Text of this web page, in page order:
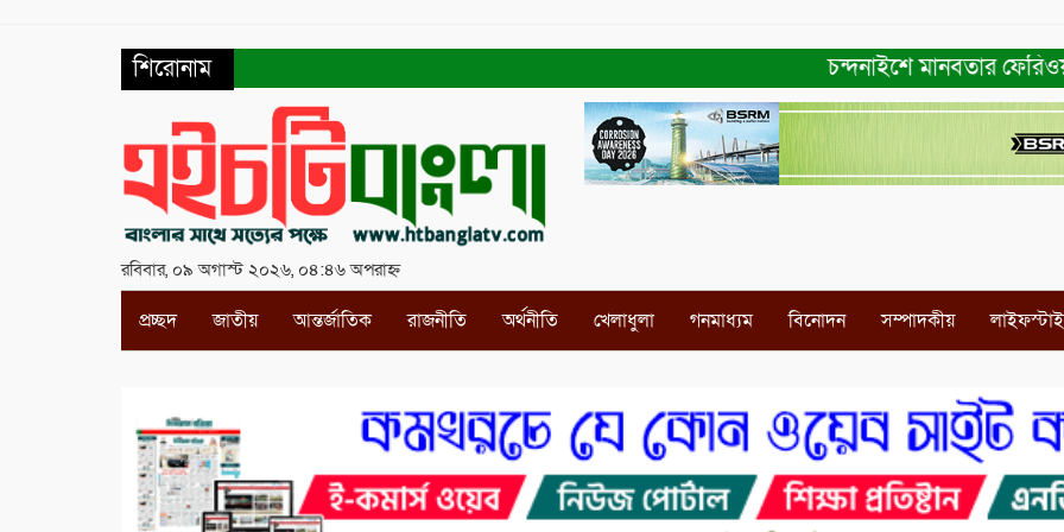
শিরোনাম চন্দনাইশে মানবতার ফেরিওয়ালা
রবিবার, ০৯ অগাস্ট ২০২৬, ০৪:৪৬ অপরাহ্ন
প্রচ্ছদ জাতীয় আন্তর্জাতিক রাজনীতি অর্থনীতি খেলাধুলা গনমাধ্যম বিনোদন সম্পাদকীয়